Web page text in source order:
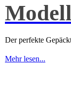
Der perfekte
Mehr lesen...